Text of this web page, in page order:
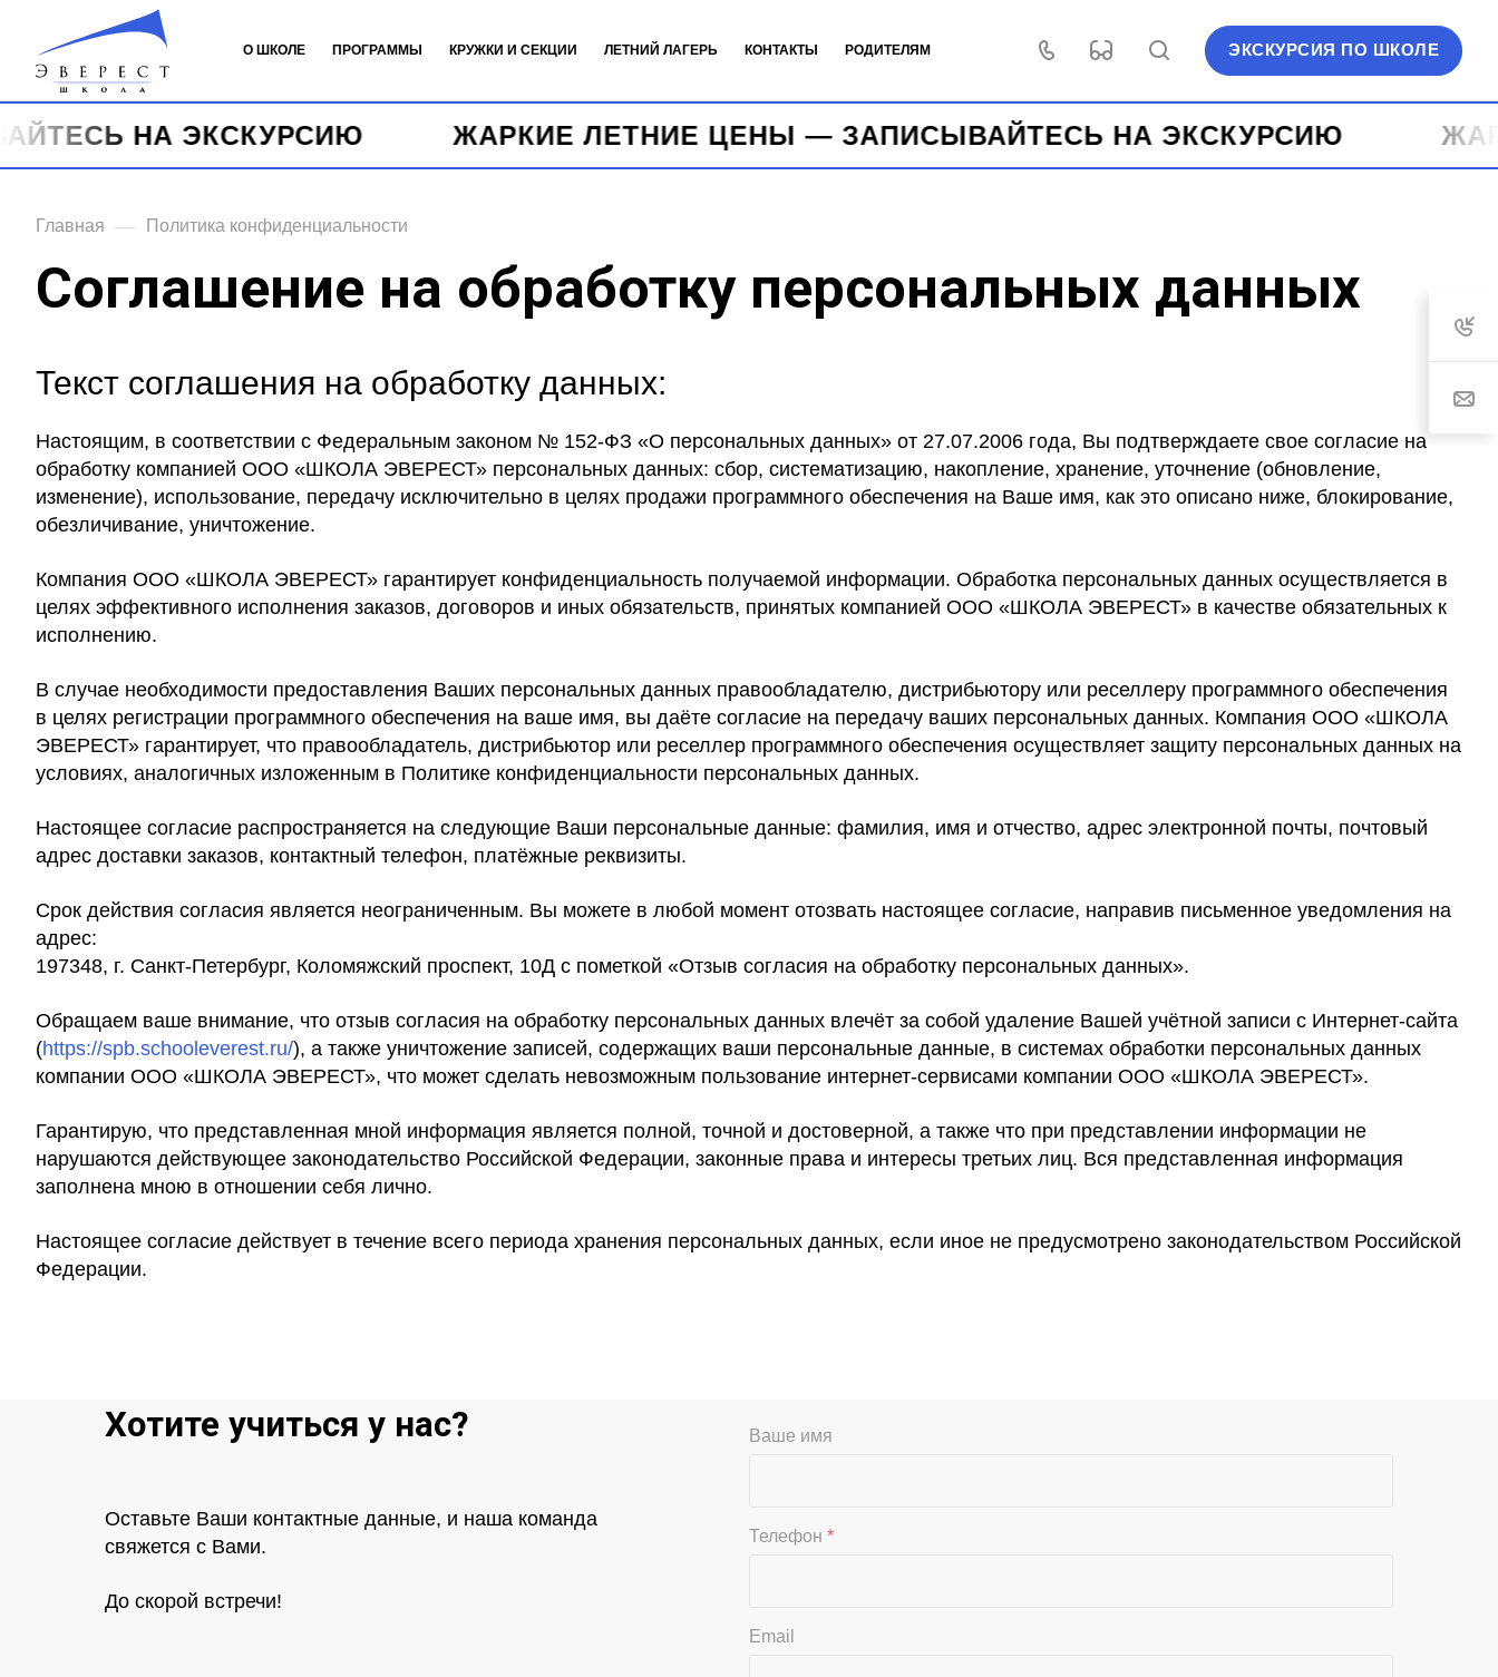
О ШКОЛЕ ПРОГРАММЫ КРУЖКИ И СЕКЦИИ ЛЕТНИЙ ЛАГЕРЬ КОНТАКТЫ РОДИТЕЛЯМ ЭКСКУРСИЯ ПО ШКОЛЕ
НА ЭКСКУРСИЮ ЖАРКИЕ ЛЕТНИЕ ЦЕНЫ — ЗАПИСЫВАЙТЕСЬ НА ЭКСКУРСИЮ ️
Главная — Политика конфиденциальности
Соглашение на обработку персональных данных
Текст соглашения на обработку данных:
Настоящим, в соответствии с Федеральным законом № 152-ФЗ «О персональных данных» от 27.07.2006 года, Вы подтверждаете свое согласие на
обработку компанией ООО «ШКОЛА ЭВЕРЕСТ» персональных данных: сбор, систематизацию, накопление, хранение, уточнение (обновление,
изменение), использование, передачу исключительно в целях продажи программного обеспечения на Ваше имя, как это описано ниже, блокирование,
обезличивание, уничтожение.
Компания ООО «ШКОЛА ЭВЕРЕСТ» гарантирует конфиденциальность получаемой информации. Обработка персональных данных осуществляется в
целях эффективного исполнения заказов, договоров и иных обязательств, принятых компанией ООО «ШКОЛА ЭВЕРЕСТ» в качестве обязательных к
исполнению.
В случае необходимости предоставления Ваших персональных данных правообладателю, дистрибьютору или реселлеру программного обеспечения
в целях регистрации программного обеспечения на ваше имя, вы даёте согласие на передачу ваших персональных данных. Компания ООО «ШКОЛА
ЭВЕРЕСТ» гарантирует, что правообладатель, дистрибьютор или реселлер программного обеспечения осуществляет защиту персональных данных на
условиях, аналогичных изложенным в Политике конфиденциальности персональных данных.
Настоящее согласие распространяется на следующие Ваши персональные данные: фамилия, имя и отчество, адрес электронной почты, почтовый
адрес доставки заказов, контактный телефон, платёжные реквизиты.
Срок действия согласия является неограниченным. Вы можете в любой момент отозвать настоящее согласие, направив письменное уведомления на
адрес:
197348, г. Санкт-Петербург, Коломяжский проспект, 10Д с пометкой «Отзыв согласия на обработку персональных данных».
Обращаем ваше внимание, что отзыв согласия на обработку персональных данных влечёт за собой удаление Вашей учётной записи с Интернет-сайта
(https://spb.schooleverest.ru/), а также уничтожение записей, содержащих ваши персональные данные, в системах обработки персональных данных
компании ООО «ШКОЛА ЭВЕРЕСТ», что может сделать невозможным пользование интернет-сервисами компании ООО «ШКОЛА ЭВЕРЕСТ».
Гарантирую, что представленная мной информация является полной, точной и достоверной, а также что при представлении информации не
нарушаются действующее законодательство Российской Федерации, законные права и интересы третьих лиц. Вся представленная информация
заполнена мною в отношении себя лично.
Настоящее согласие действует в течение всего периода хранения персональных данных, если иное не предусмотрено законодательством Российской
Федерации.
Хотите учиться у нас?
Оставьте Ваши контактные данные, и наша команда
свяжется с Вами.
До скорой встречи!
Ваше имя
Телефон *
Email